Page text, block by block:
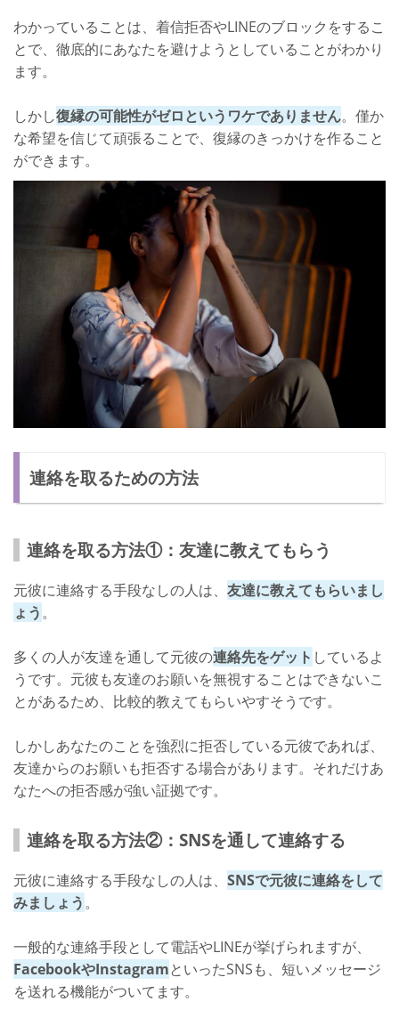
わかっていることは、着信拒否やLINEのブロックをするこ
とで、徹底的にあなたを避けようとしていることがわかり
ます。
しかし復縁の可能性がゼロというワケでありません。僅か
な希望を信じて頑張ることで、復縁のきっかけを作ること
ができます。
連絡を取るための方法
連絡を取る方法①：友達に教えてもらう
元彼に連絡する手段なしの人は、 友達に教えてもらいまし
ょう。
多くの人が友達を通して元彼の連絡先をゲット しているよ
うです。元彼も友達のお願いを無視することはできないこ
とがあるため、比較的教えてもらいやすそうです。
しかしあなたのことを強烈に拒否している元彼であれば、
友達からのお願いも拒否する場合があります。それだけあ
なたへの拒否感が強い証拠です。
連絡を取る方法②：SNSを通して連絡する
元彼に連絡する手段なしの人は、 SNSで元彼に連絡をして
みましょう。
一般的な連絡手段として電話やLINEが挙げられますが、
FacebookやInstagramといったSNSも、短いメッセージ
を送れる機能がついてます。